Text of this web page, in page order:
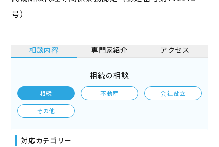
号）
相談内容 専門家紹介 アクセス
相続の相談
相続 不動産 会社設立
その他
対応カテゴリー